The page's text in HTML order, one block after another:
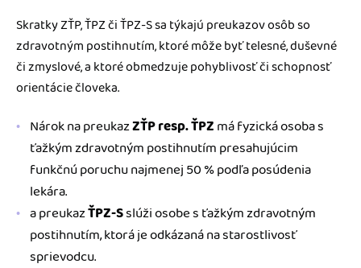
Skratky ZŤP, ŤPZ či ŤPZ-S sa týkajú preukazov osôb so
zdravotným postihnutím, ktoré môže byť telesné, duševné
či zmyslové, a ktoré obmedzuje pohyblivosť či schopnosť
orientácie človeka.
Nárok na preukazZŤP resp. ŤPZmá fyzická osoba s
ťažkým zdravotným postihnutím presahujúcim
funkčnú poruchu najmenej 50 % podľa posúdenia
lekára.
a preukazŤPZ-Sslúži osobe s ťažkým zdravotným
postihnutím, ktorá je odkázaná na starostlivosť
sprievodcu.